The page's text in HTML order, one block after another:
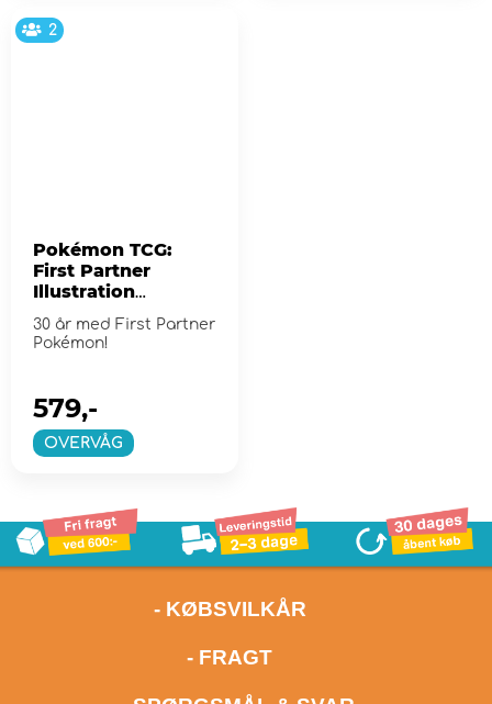
2
Pokémon TCG:
First Partner
Illustration
Collection - Series
2
30 år med First Partner
Pokémon!
OVERVÅG
579,-
- KØBSVILKÅR
- FRAGT